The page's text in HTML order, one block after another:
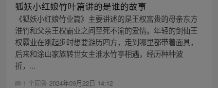
狐妖小红娘竹叶篇讲的是谁的故事
《狐妖小红娘竹业篇》主要讲述的是王权富贵的母亲东方
淮竹和父亲王权霸业之间至死不渝的爱情。年轻的剑仙王
权霸业在刚起步时想要游历四方，走到哪里都带着面具，
后来和涂山家族转世女主淮水竹亭相遇，经历种种波
折，...
1 个回答 2024年09月22日 14:12